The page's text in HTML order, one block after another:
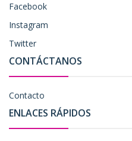
Facebook
Instagram
Twitter
CONTÁCTANOS
Contacto
ENLACES RÁPIDOS